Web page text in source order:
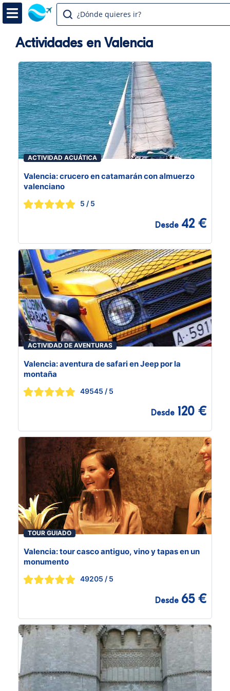
¿Dónde quieres ir?
Actividades en Valencia
ACTIVIDAD ACUÁTICA
Valencia: crucero en catamarán con almuerzo
valenciano
5 / 5
Desde 42 €
ACTIVIDAD DE AVENTURAS
Valencia: aventura de safari en Jeep por la
montaña
49545 / 5
Desde 120 €
TOUR GUIADO
Valencia: tour casco antiguo, vino y tapas en un
monumento
49205 / 5
Desde 65 €